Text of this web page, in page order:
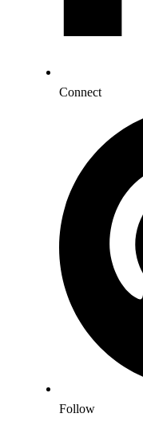
Connect
Follow